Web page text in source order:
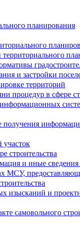
планирования
и застройки
территорий
процедур в сфере
участок
строительства
и иные сведения
МСУ,
изысканий и
самовольного